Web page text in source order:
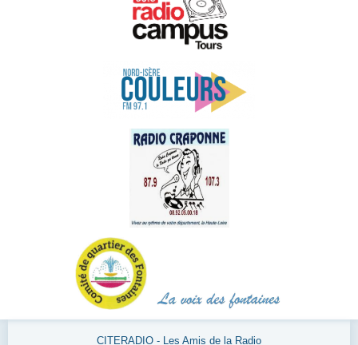
CITERADIO - Les Amis de la Radio